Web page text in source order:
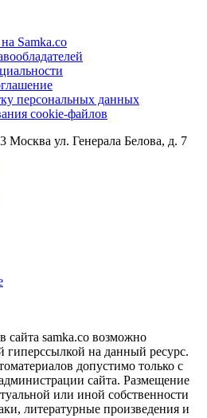
Samka.co
персональных данных
cookie-файлов
Москва ул. Генерала Белова, д. 7
сайта samka.co возможно
гиперссылкой на данный ресурс.
допустимо только с
сайта. Размещение
или иной собственности
литературные произведения и